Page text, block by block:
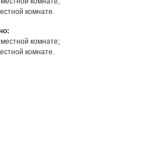
комнате.
комнате;
комнате.